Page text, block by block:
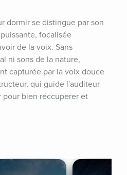
dormir se distingue par son
focalisée
de la voix. Sans
ni sons de la nature,
capturée par la voix douce
qui guide l'auditeur
bien réccuperer et